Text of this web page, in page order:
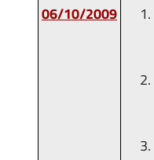
06/10/2009